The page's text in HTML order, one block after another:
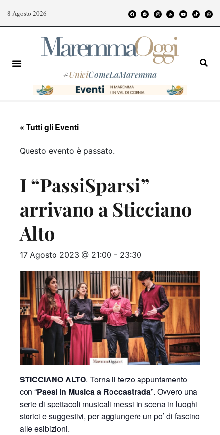
8 Agosto 2026
#UniciComeLaMaremma
« Tutti gli Eventi
Questo evento è passato.
I “PassiSparsi”
arrivano a Sticciano
Alto
17 Agosto 2023 @ 21:00 - 23:30
STICCIANO ALTO. Torna il terzo appuntamento
con “Paesi in Musica a Roccastrada”. Ovvero una
serie di spettacoli musicali messi in scena in luoghi
storici e suggestivi, per aggiungere un po’ di fascino
alle esibizioni.